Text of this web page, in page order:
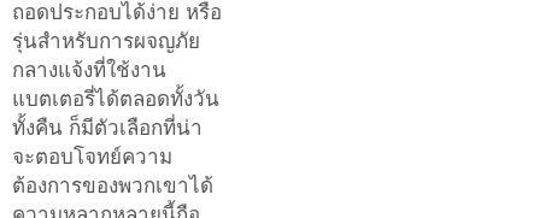
ถอดประกอบได้ง่าย หรือ
รุ่นสำหรับการผจญภัย
กลางแจ้งที่ใช้งาน
แบตเตอรี่ได้ตลอดทั้งวัน
ทั้งคืน ก็มีตัวเลือกที่น่า
จะตอบโจทย์ความ
ต้องการของพวกเขาได้